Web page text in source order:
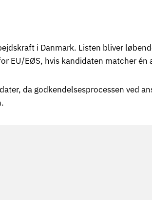
i Danmark. Listen bliver
EU/EØS, hvis kandidaten matcher én
da godkendelsesprocessen ved